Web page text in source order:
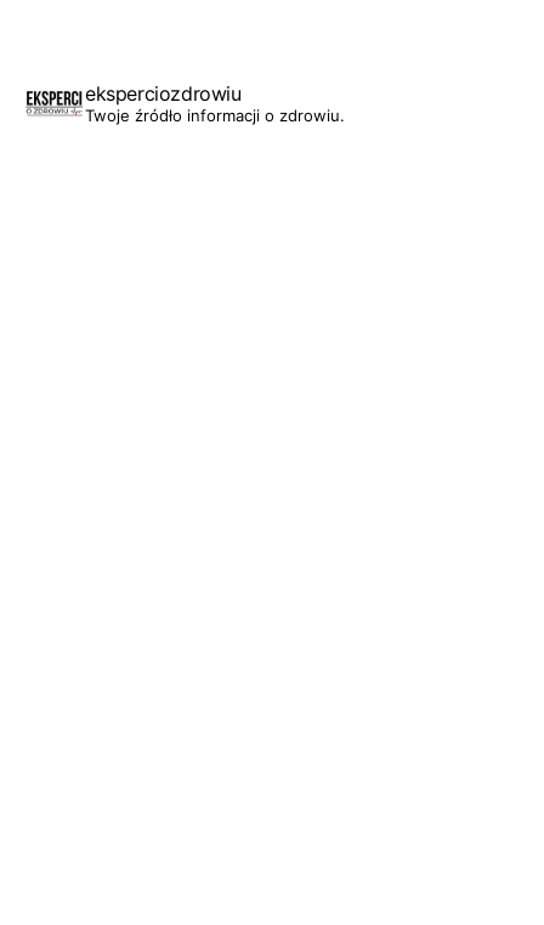
eksperciozdrowiu
Twoje źródło informacji o zdrowiu.